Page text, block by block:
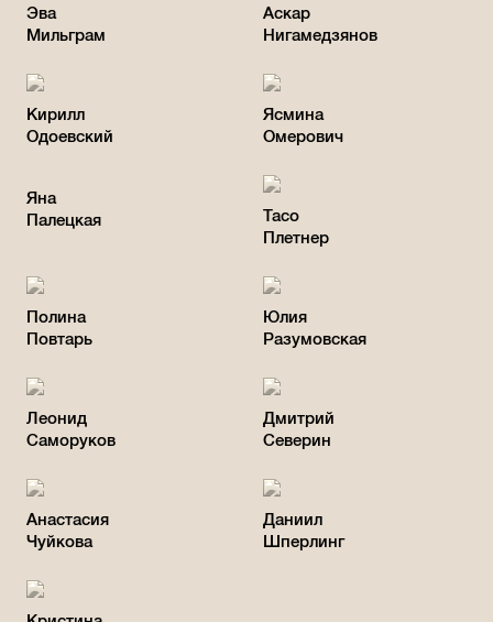
Эва
Мильграм
Аскар
Нигамедзянов
Кирилл
Одоевский
Ясмина
Омерович
Яна
Палецкая
Тасо
Плетнер
Полина
Повтарь
Юлия
Разумовская
Леонид
Саморуков
Дмитрий
Северин
Анастасия
Чуйкова
Даниил
Шперлинг